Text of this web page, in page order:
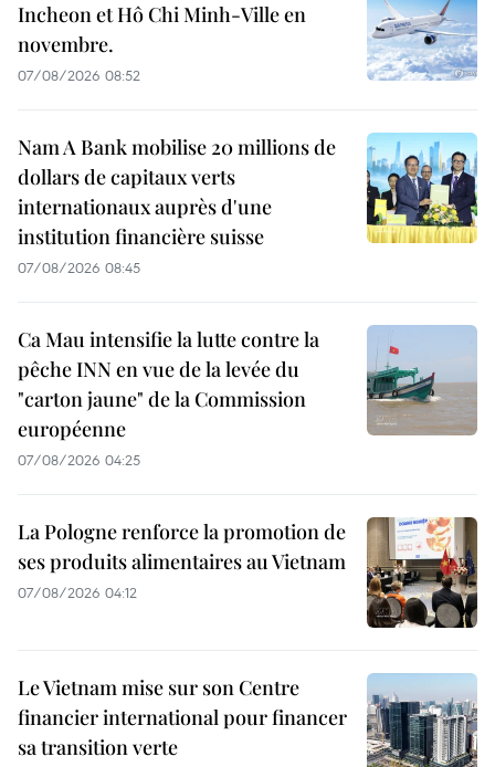
Incheon et Hô Chi Minh-Ville en
novembre.
07/08/2026 08:52
Nam A Bank mobilise 20 millions de
dollars de capitaux verts
internationaux auprès d'une
institution financière suisse
07/08/2026 08:45
Ca Mau intensifie la lutte contre la
pêche INN en vue de la levée du
"carton jaune" de la Commission
européenne
07/08/2026 04:25
La Pologne renforce la promotion de
ses produits alimentaires au Vietnam
07/08/2026 04:12
Le Vietnam mise sur son Centre
financier international pour financer
sa transition verte